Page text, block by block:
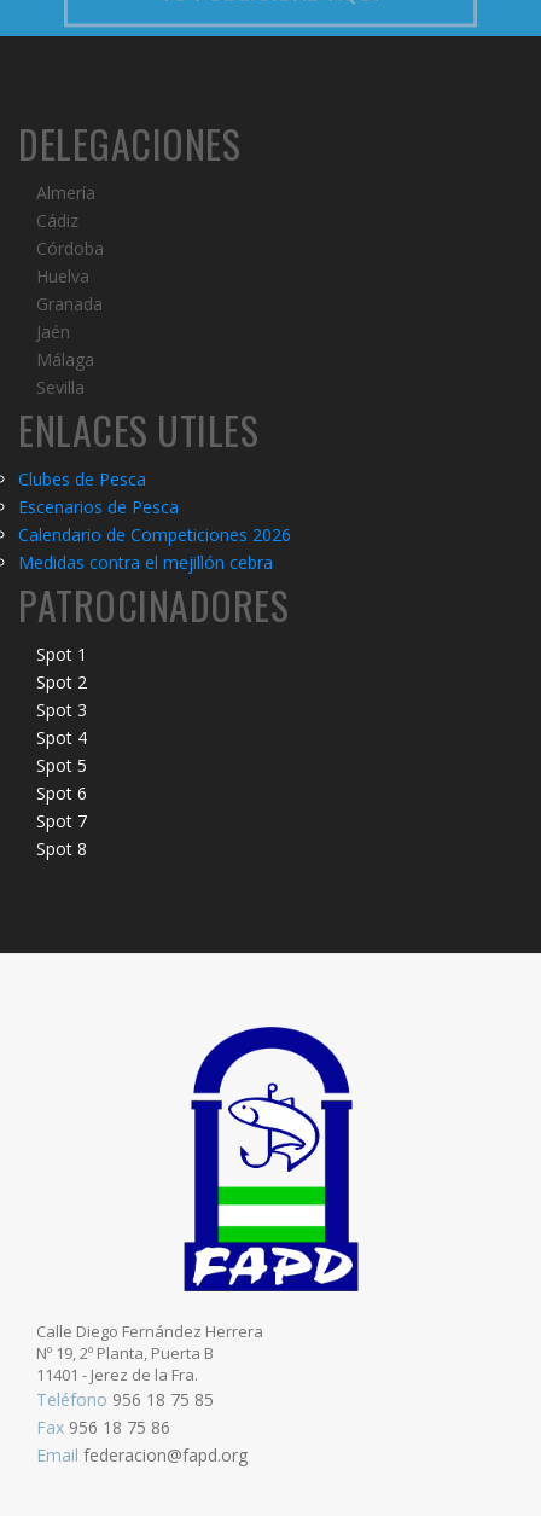
DELEGACIONES
Almería
Cádiz
Córdoba
Huelva
Granada
Jaén
Málaga
Sevilla
ENLACES UTILES
Clubes de Pesca
Escenarios de Pesca
Calendario de Competiciones 2026
Medidas contra el mejillón cebra
PATROCINADORES
Spot 1
Spot 2
Spot 3
Spot 4
Spot 5
Spot 6
Spot 7
Spot 8
Calle Diego Fernández Herrera
Nº 19, 2º Planta, Puerta B
11401 - Jerez de la Fra.
Teléfono 956 18 75 85
Fax 956 18 75 86
Email federacion@fapd.org